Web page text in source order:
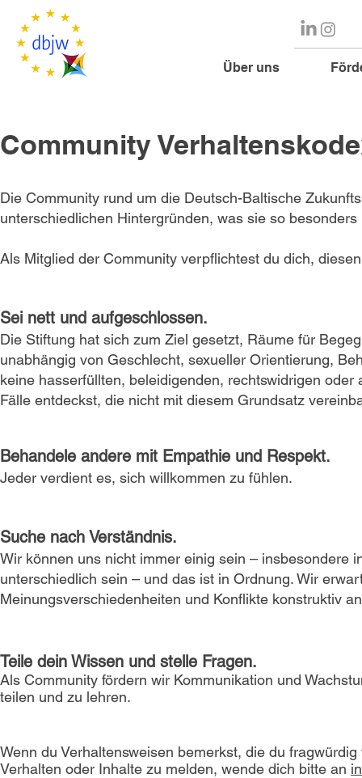
Über uns
Community
Die Community rund um die Deutsch-Baltische
unterschiedlichen Hintergründen, was sie so besonders
Als Mitglied der Community verpflichtest du dich,
Sei nett und aufgeschlossen.
Die Stiftung hat sich zum Ziel gesetzt, Räume für
unabhängig von Geschlecht, sexueller Orientierung,
keine hasserfüllten, beleidigenden, rechtswidrigen
Fälle entdeckst, die nicht mit diesem Grundsatz
Behandele andere mit Empathie und Respekt.
Jeder verdient es, sich willkommen zu fühlen.
Suche nach Verständnis.
Wir können uns nicht immer einig sein – insbesondere
unterschiedlich sein – und das ist in Ordnung. Wir
Meinungsverschiedenheiten und Konflikte konstruktiv
Teile dein Wissen und stelle Fragen.
Als Community fördern wir Kommunikation und
teilen und zu lehren.
Wenn du Verhaltensweisen bemerkst, die du
Verhalten oder Inhalte zu melden, wende dich bitte an